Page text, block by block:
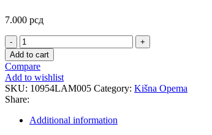
7.000 рсд
LYVIATAN
KISNO
ODELO
3XL
quantity
Add to cart
Compare
Add to wishlist
SKU: 10954LAM005 Category: Kišna Opema
Share:
Additional information